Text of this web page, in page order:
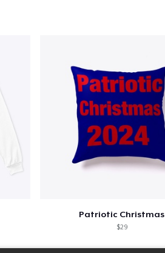
Patriotic Christmas
$29